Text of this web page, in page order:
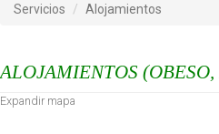
Servicios Alojamientos
ALOJAMIENTOS
Expandir mapa